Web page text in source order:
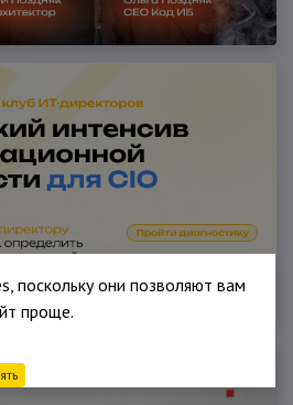
поскольку они позволяют вам
проще.